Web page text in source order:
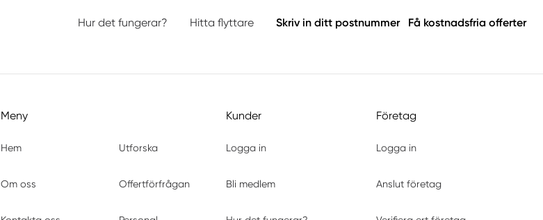
Hur det fungerar? Hitta flyttare Skriv in ditt postnummer Få kostnadsfria offerter
Meny
Hem Utforska
Om oss Offertförfrågan
Kunder
Logga in
Bli medlem
Företag
Logga in
Anslut företag